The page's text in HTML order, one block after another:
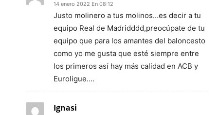
14 enero 2022 En 08:12
Justo molinero a tus molinos…es decir a tu
equipo Real de Madridddd,preocúpate de tu
equipo que para los amantes del baloncesto
como yo me gusta que esté siempre entre
los primeros así hay más calidad en ACB y
Euroligue….
Ignasi